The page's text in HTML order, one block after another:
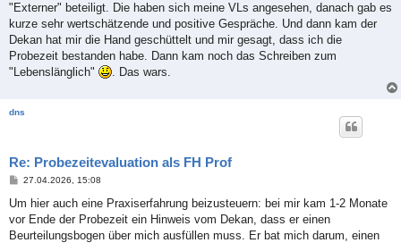
"Externer" beteiligt. Die haben sich meine VLs angesehen, danach gab es
kurze sehr wertschätzende und positive Gespräche. Und dann kam der
Dekan hat mir die Hand geschüttelt und mir gesagt, dass ich die
Probezeit bestanden habe. Dann kam noch das Schreiben zum
"Lebenslänglich"
. Das wars.
dns
Re: Probezeitevaluation als FH Prof
B
i
r
a
27.04.2026, 15:08
Um hier auch eine Praxiserfahrung beizusteuern: bei mir kam 1-2 Monate
vor Ende der Probezeit ein Hinweis vom Dekan, dass er einen
Beurteilungsbogen über mich ausfüllen muss. Er bat mich darum, einen